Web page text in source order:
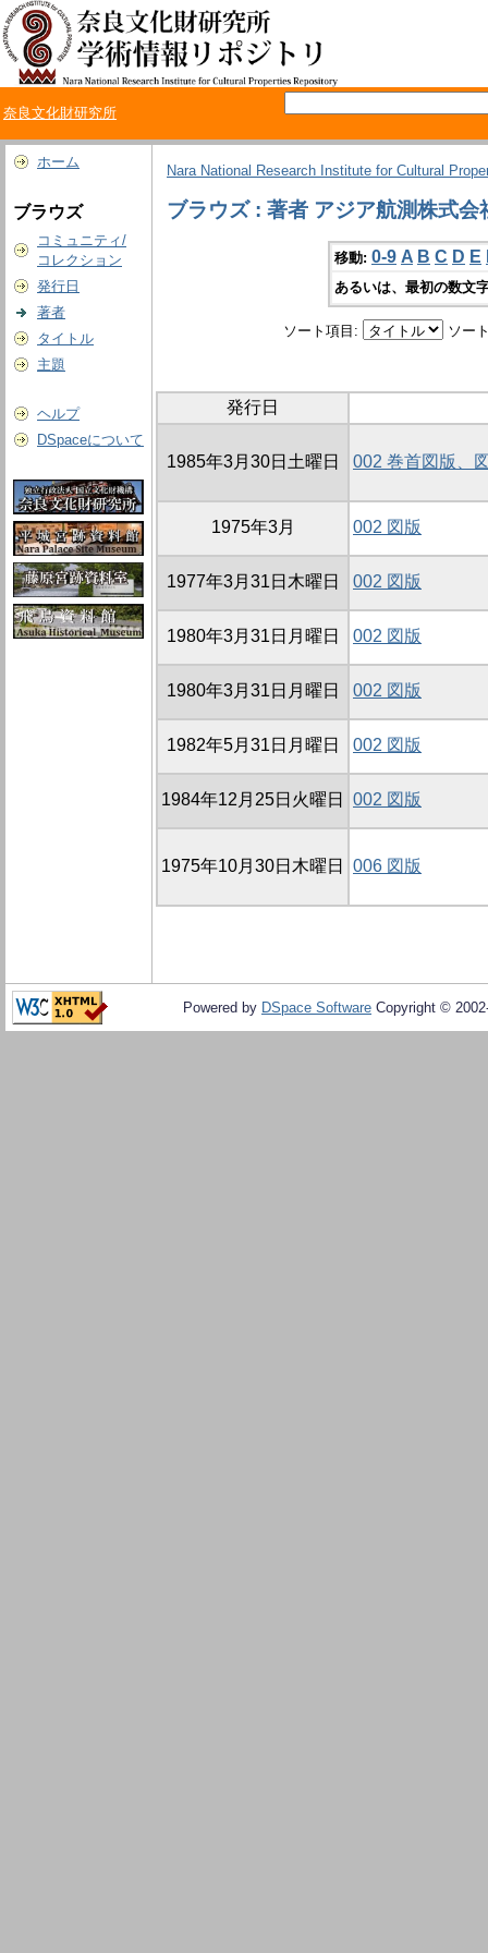
奈良文化財研究所
ホーム
ブラウズ
コミュニティ/
コレクション
発行日
著者
タイトル
主題
ヘルプ
DSpaceについて
Nara National Research Institute for Cultural
ブラウズ : 著者 アジア航測株式会
移動: 0-9 A B C D E
あるいは、最初の数文
ソート項目: ソー
発行日
1985年3月30日土曜日 002 巻首図版、
1975年3月 002 図版
1977年3月31日木曜日 002 図版
1980年3月31日月曜日 002 図版
1980年3月31日月曜日 002 図版
1982年5月31日月曜日 002 図版
1984年12月25日火曜日 002 図版
1975年10月30日木曜日 006 図版
Powered by DSpace Software Copyright ©